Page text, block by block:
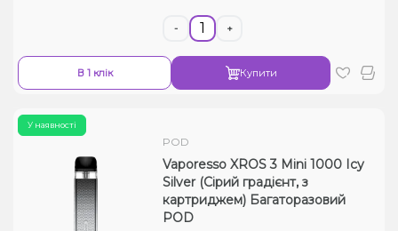
- +
В 1 клік Купити
У наявності
POD
Vaporesso XROS 3 Mini 1000 Icy
Silver (Сірий градієнт, з
картриджем) Багаторазовий
POD